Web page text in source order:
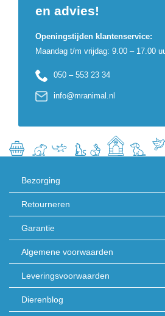
en advies!
Openingstijden klantenservice:
Maandag t/m vrijdag: 9.00 – 17.00
050 – 553 23 34
info@mranimal.nl
Bezorging
Retourneren
Garantie
Algemene voorwaarden
Leveringsvoorwaarden
Dierenblog